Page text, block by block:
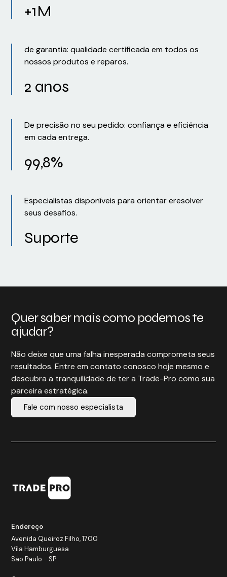
+1M
de garantia: qualidade certificada em todos os
nossos produtos e reparos.
2 anos
De precisão no seu pedido: confiança e eficiência
em cada entrega.
99,8%
Especialistas disponíveis para orientar eresolver
seus desafios.
Suporte
Quer saber mais como podemos te
ajudar?
Não deixe que uma falha inesperada comprometa seus
resultados. Entre em contato conosco hoje mesmo e
descubra a tranquilidade de ter a Trade-Pro como sua
parceira estratégica.
Fale com nosso especialista
Endereço
Avenida Queiroz Filho, 1700
Vila Hamburguesa
São Paulo - SP